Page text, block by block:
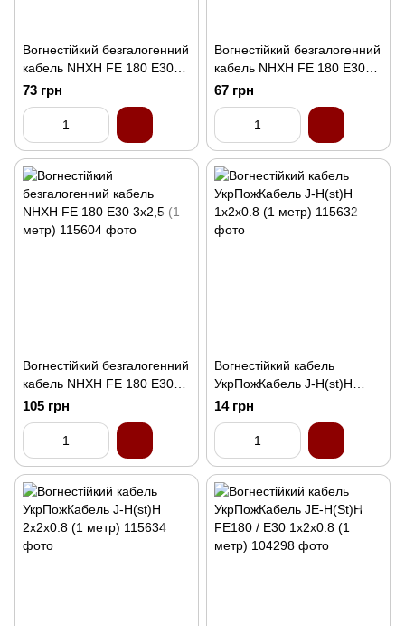
Вогнестійкий безгалогенний
кабель NHXH FE 180 E30
2x2.5 мм (1 метр)
73 грн
Вогнестійкий безгалогенний
кабель NHXH FE 180 E30
3x1.5 (1 метр)
67 грн
Вогнестійкий безгалогенний
кабель NHXH FE 180 E30
3x2,5 (1 метр)
105 грн
Вогнестійкий кабель
УкрПожКабель J-H(st)H
1x2x0.8 (1 метр)
14 грн